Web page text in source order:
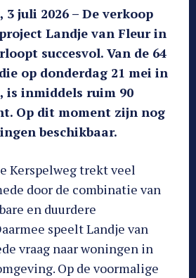
3 juli 2026 – De verkoop
Landje van Fleur in
succesvol. Van de 64
op donderdag 21 mei in
is inmiddels ruim 90
Op dit moment zijn nog
beschikbaar.
Kerspelweg trekt veel
door de combinatie van
en duurdere
speelt Landje van
vraag naar woningen in
Op de voormalige